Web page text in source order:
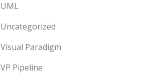
UML
Uncategorized
Visual Paradigm
VP Pipeline